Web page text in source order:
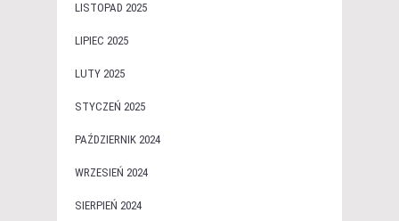
LISTOPAD 2025
LIPIEC 2025
LUTY 2025
STYCZEŃ 2025
PAŹDZIERNIK 2024
WRZESIEŃ 2024
SIERPIEŃ 2024